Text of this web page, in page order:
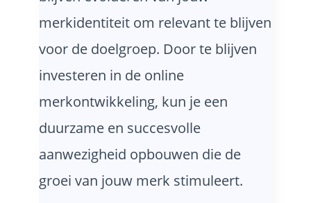
merkidentiteit om relevant te blijven
voor de doelgroep. Door te blijven
investeren in de online
merkontwikkeling, kun je een
duurzame en succesvolle
aanwezigheid opbouwen die de
groei van jouw merk stimuleert.